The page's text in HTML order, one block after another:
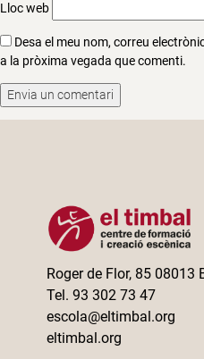
Lloc web
Desa el meu nom, correu
a la pròxima vegada que comenti.
Roger de Flor, 85 08013
Tel. 93 302 73 47
escola@eltimbal.org
eltimbal.org